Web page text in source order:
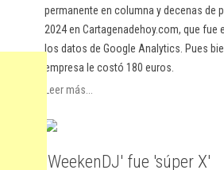
permanente en columna y decenas
2024 en Cartagenadehoy.com, que
los datos de Google Analytics. Pues
empresa le costó 180 euros.
Leer más...
'WeekenDJ' fue 'súper X'